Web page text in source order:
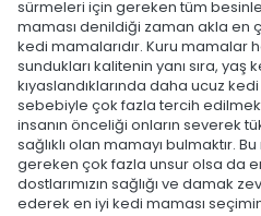
sürmeleri için gereken tüm
maması denildiği zaman akla en
kedi mamalarıdır. Kuru mamalar
sundukları kalitenin yanı sıra, yaş
kıyaslandıklarında daha ucuz
sebebiyle çok fazla tercih
insanın önceliği onların severek
sağlıklı olan mamayı bulmaktır.
gereken çok fazla unsur olsa da
dostlarımızın sağlığı ve damak
ederek en iyi kedi maması